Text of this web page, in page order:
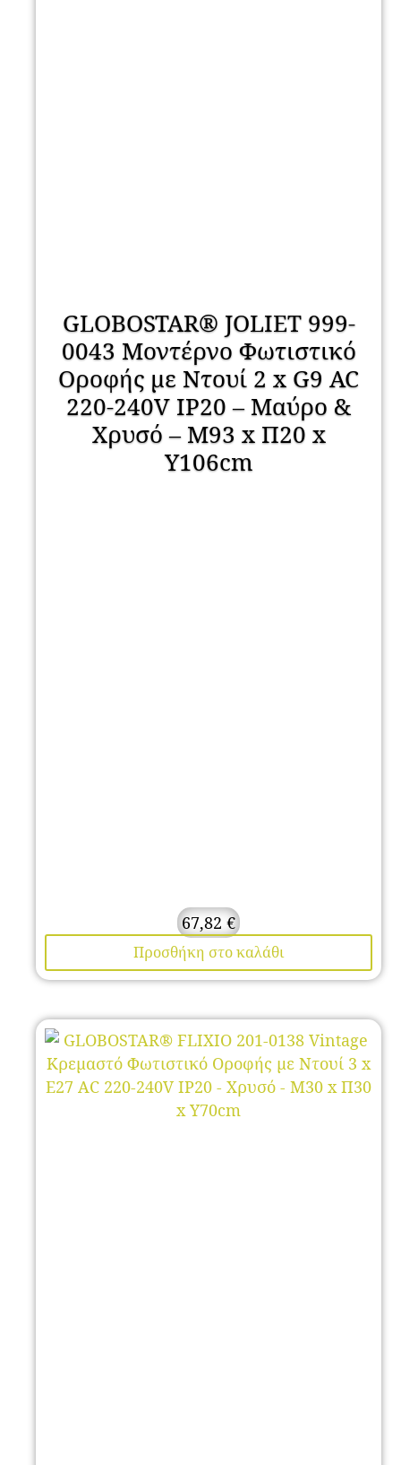
GLOBOSTAR® JOLIET 999-
0043 Μοντέρνο Φωτιστικό
Οροφής με Ντουί 2 x G9 AC
220-240V IP20 – Μαύρο &
Χρυσό – Μ93 x Π20 x
Υ106cm
67,82 €
Προσθήκη στο καλάθι